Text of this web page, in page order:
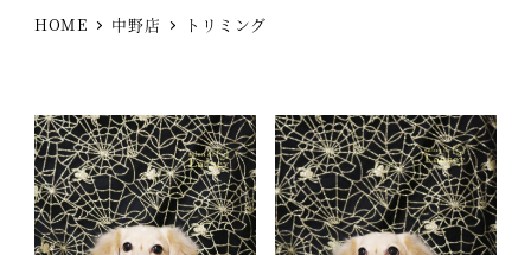
HOME 中野店 トリミング